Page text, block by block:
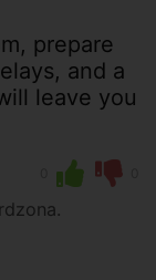
prepare
and a
leave you